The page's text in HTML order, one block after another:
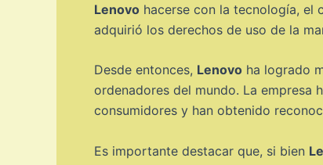
Lenovo hacerse con la tecnología, el
adquirió los derechos de uso de la
Desde entonces, Lenovo ha logrado
ordenadores del mundo. La
consumidores y han obtenido
Es importante destacar que, si bien